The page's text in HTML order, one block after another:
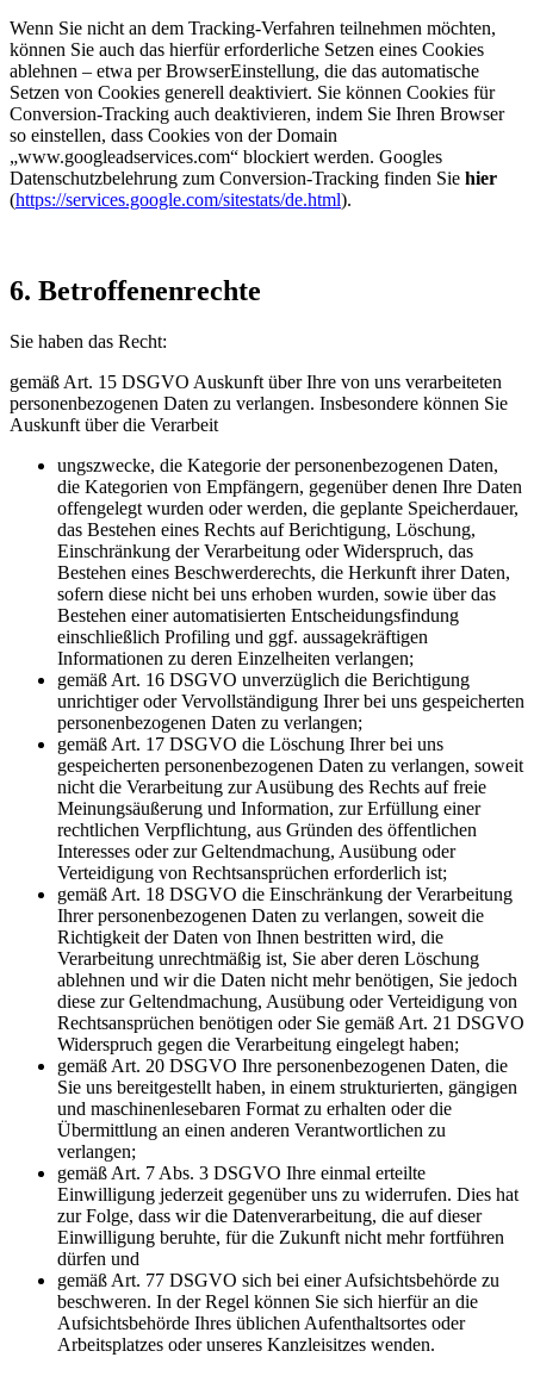
Wenn Sie nicht an dem Tracking-Verfahren teilnehmen möchten,
können Sie auch das hierfür erforderliche Setzen eines Cookies
ablehnen – etwa per BrowserEinstellung, die das automatische
Setzen von Cookies generell deaktiviert. Sie können Cookies für
Conversion-Tracking auch deaktivieren, indem Sie Ihren Browser
so einstellen, dass Cookies von der Domain
„www.googleadservices.com“ blockiert werden. Googles
Datenschutzbelehrung zum Conversion-Tracking finden Sie hier
(https://services.google.com/sitestats/de.html).
6. Betroffenenrechte
Sie haben das Recht:
gemäß Art. 15 DSGVO Auskunft über Ihre von uns verarbeiteten
personenbezogenen Daten zu verlangen. Insbesondere können Sie
Auskunft über die Verarbeit
ungszwecke, die Kategorie der personenbezogenen Daten,
die Kategorien von Empfängern, gegenüber denen Ihre Daten
offengelegt wurden oder werden, die geplante Speicherdauer,
das Bestehen eines Rechts auf Berichtigung, Löschung,
Einschränkung der Verarbeitung oder Widerspruch, das
Bestehen eines Beschwerderechts, die Herkunft ihrer Daten,
sofern diese nicht bei uns erhoben wurden, sowie über das
Bestehen einer automatisierten Entscheidungsfindung
einschließlich Profiling und ggf. aussagekräftigen
Informationen zu deren Einzelheiten verlangen;
gemäß Art. 16 DSGVO unverzüglich die Berichtigung
unrichtiger oder Vervollständigung Ihrer bei uns gespeicherten
personenbezogenen Daten zu verlangen;
gemäß Art. 17 DSGVO die Löschung Ihrer bei uns
gespeicherten personenbezogenen Daten zu verlangen, soweit
nicht die Verarbeitung zur Ausübung des Rechts auf freie
Meinungsäußerung und Information, zur Erfüllung einer
rechtlichen Verpflichtung, aus Gründen des öffentlichen
Interesses oder zur Geltendmachung, Ausübung oder
Verteidigung von Rechtsansprüchen erforderlich ist;
gemäß Art. 18 DSGVO die Einschränkung der Verarbeitung
Ihrer personenbezogenen Daten zu verlangen, soweit die
Richtigkeit der Daten von Ihnen bestritten wird, die
Verarbeitung unrechtmäßig ist, Sie aber deren Löschung
ablehnen und wir die Daten nicht mehr benötigen, Sie jedoch
diese zur Geltendmachung, Ausübung oder Verteidigung von
Rechtsansprüchen benötigen oder Sie gemäß Art. 21 DSGVO
Widerspruch gegen die Verarbeitung eingelegt haben;
gemäß Art. 20 DSGVO Ihre personenbezogenen Daten, die
Sie uns bereitgestellt haben, in einem strukturierten, gängigen
und maschinenlesebaren Format zu erhalten oder die
Übermittlung an einen anderen Verantwortlichen zu
verlangen;
gemäß Art. 7 Abs. 3 DSGVO Ihre einmal erteilte
Einwilligung jederzeit gegenüber uns zu widerrufen. Dies hat
zur Folge, dass wir die Datenverarbeitung, die auf dieser
Einwilligung beruhte, für die Zukunft nicht mehr fortführen
dürfen und
gemäß Art. 77 DSGVO sich bei einer Aufsichtsbehörde zu
beschweren. In der Regel können Sie sich hierfür an die
Aufsichtsbehörde Ihres üblichen Aufenthaltsortes oder
Arbeitsplatzes oder unseres Kanzleisitzes wenden.